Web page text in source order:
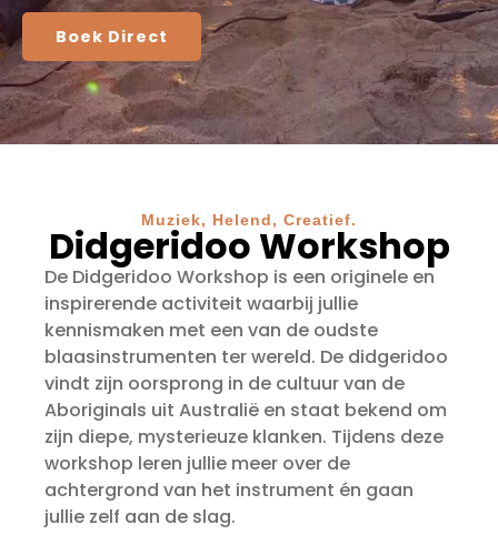
Boek Direct
Muziek, Helend, Creatief.
Didgeridoo Workshop​
De Didgeridoo Workshop is een originele en
inspirerende activiteit waarbij jullie
kennismaken met een van de oudste
blaasinstrumenten ter wereld. De didgeridoo
vindt zijn oorsprong in de cultuur van de
Aboriginals uit Australië en staat bekend om
zijn diepe, mysterieuze klanken. Tijdens deze
workshop leren jullie meer over de
achtergrond van het instrument én gaan
jullie zelf aan de slag.